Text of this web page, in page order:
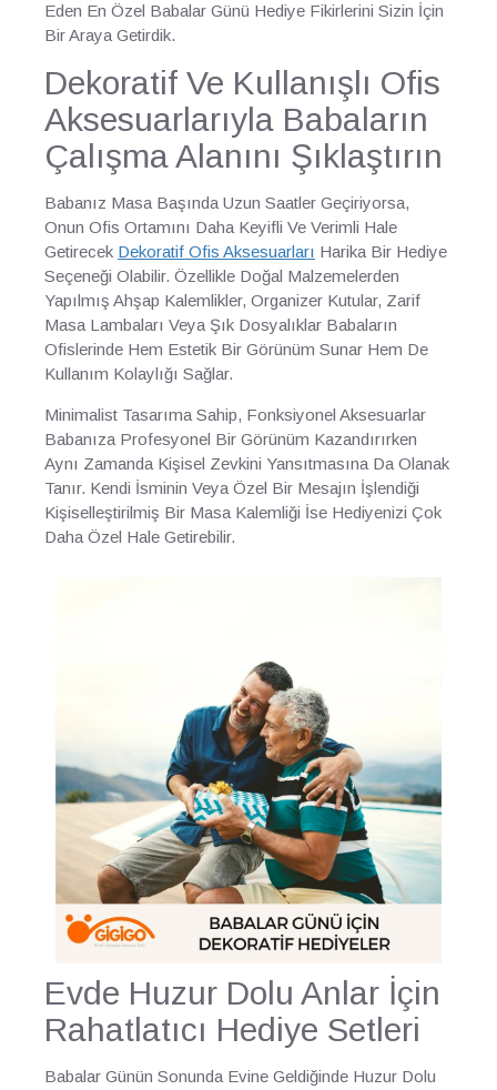
Eden En Özel Babalar Günü Hediye Fikirlerini Sizin İçin
Bir Araya Getirdik.
Dekoratif Ve Kullanışlı Ofis
Aksesuarlarıyla Babaların
Çalışma Alanını Şıklaştırın
Babanız Masa Başında Uzun Saatler Geçiriyorsa,
Onun Ofis Ortamını Daha Keyifli Ve Verimli Hale
Getirecek Dekoratif Ofis Aksesuarları Harika Bir Hediye
Seçeneği Olabilir. Özellikle Doğal Malzemelerden
Yapılmış Ahşap Kalemlikler, Organizer Kutular, Zarif
Masa Lambaları Veya Şık Dosyalıklar Babaların
Ofislerinde Hem Estetik Bir Görünüm Sunar Hem De
Kullanım Kolaylığı Sağlar.
Minimalist Tasarıma Sahip, Fonksiyonel Aksesuarlar
Babanıza Profesyonel Bir Görünüm Kazandırırken
Aynı Zamanda Kişisel Zevkini Yansıtmasına Da Olanak
Tanır. Kendi İsminin Veya Özel Bir Mesajın İşlendiği
Kişiselleştirilmiş Bir Masa Kalemliği İse Hediyenizi Çok
Daha Özel Hale Getirebilir.
Evde Huzur Dolu Anlar İçin
Rahatlatıcı Hediye Setleri
Babalar Günün Sonunda Evine Geldiğinde Huzur Dolu